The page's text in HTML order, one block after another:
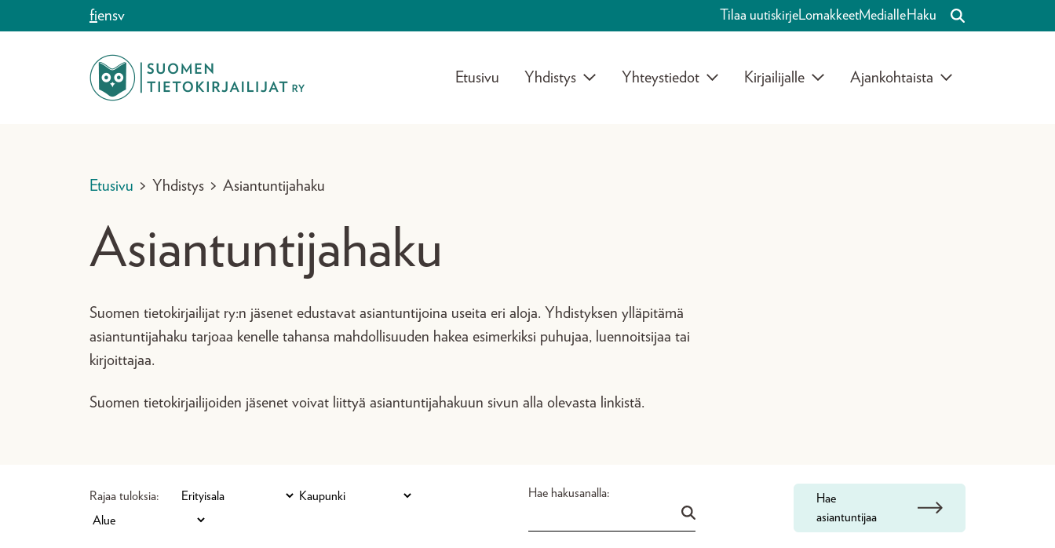
fiensv Tilaa uutiskirjeLomakkeetMedialleHaku
Etusivu Yhdistys Yhteystiedot Kirjailijalle Ajankohtaista
Etusivu > Yhdistys > Asiantuntijahaku
Asiantuntijahaku
Suomen tietokirjailijat ry:n jäsenet edustavat asiantuntijoina useita eri aloja. Yhdistyksen ylläpitämä
asiantuntijahaku tarjoaa kenelle tahansa mahdollisuuden hakea esimerkiksi puhujaa, luennoitsijaa tai
kirjoittajaa.
Suomen tietokirjailijoiden jäsenet voivat liittyä asiantuntijahakuun sivun alla olevasta linkistä.
Rajaa tuloksia: Hae hakusanalla:
Hae
asiantuntijaa